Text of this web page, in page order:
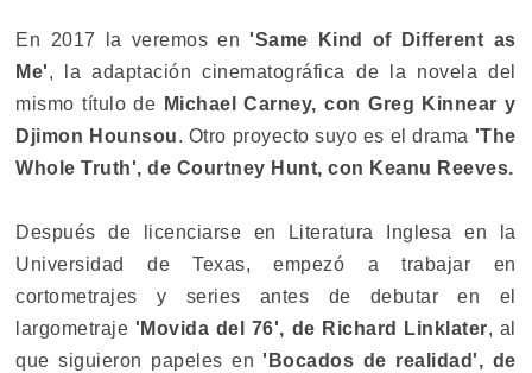
En 2017 la veremos en 'Same Kind of Different as
Me', la adaptación cinematográfica de la novela del
mismo título de Michael Carney, con Greg Kinnear y
Djimon Hounsou. Otro proyecto suyo es el drama 'The
Whole Truth', de Courtney Hunt, con Keanu Reeves.
Después de licenciarse en Literatura Inglesa en la
Universidad de Texas, empezó a trabajar en
cortometrajes y series antes de debutar en el
largometraje 'Movida del 76', de Richard Linklater, al
que siguieron papeles en 'Bocados de realidad', de